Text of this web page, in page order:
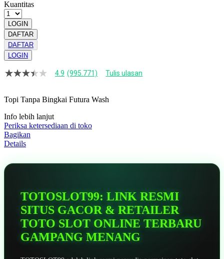
Kuantitas
LOGIN
DAFTAR
DAFTAR
LOGIN
4.9
bintang,
rating
rata-
rata.
Read
13
Tautan
4.9 (995.771) Tulis ulasan
Topi Tanpa Bingkai Futura Wash
Info lebih lanjut
Periksa ketersediaan di toko
Bagikan
Details
TOTOSLOT99: LINK RESMI
SITUS GACOR & RETAILER
TOTO SLOT ONLINE TERBARU
GAMPANG MENANG